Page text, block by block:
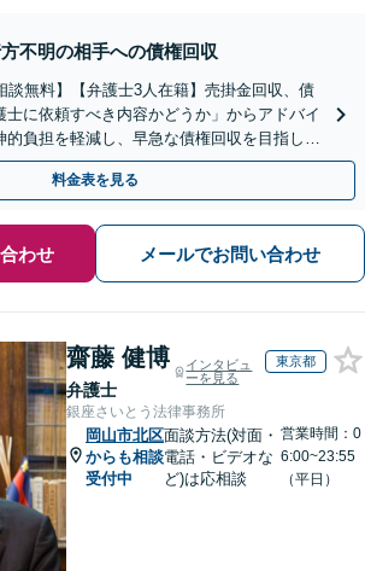
不明の相手への債権回収
談無料】【弁護士3人在籍】売掛金回収、債
に依頼すべき内容かどうか」からアドバイ
的負担を軽減し、早急な債権回収を目指しま
】
料金表を見る
わせ メールでお問い合わせ
齋藤 健博
弁護士
インタビュ
ーを見る
東京都
銀座さいとう法律事務所
岡山市北区
からも相談
受付中
面談方法(対面・
電話・ビデオな
ど)は応相談
営業時間：0
6:00~23:55
（平日）